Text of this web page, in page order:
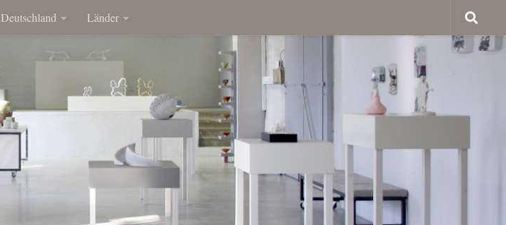
Deutschland Länder